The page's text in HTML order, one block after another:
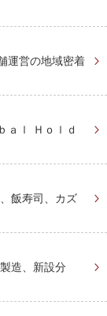
運営の地域密着
ａｌ Ｈｏｌｄ
飯寿司、カズ
造、新設分